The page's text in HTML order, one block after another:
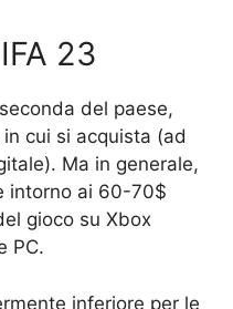
23
del paese,
cui si acquista (ad
Ma in generale,
intorno ai 60-70$
gioco su Xbox
PC.
inferiore per le